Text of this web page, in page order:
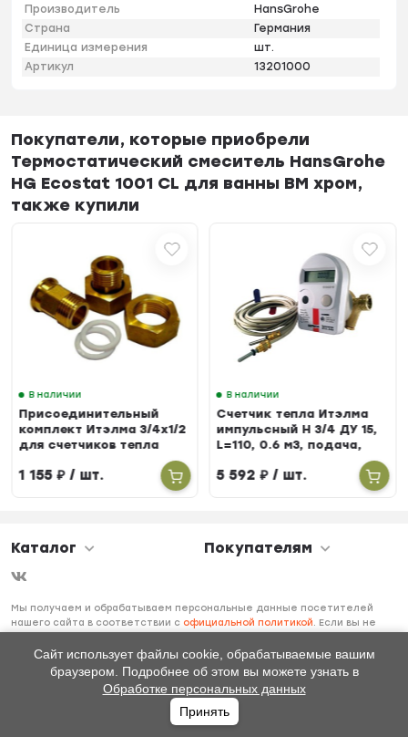
Избранное
Производитель
HansGrohe
Страна
Германия
Единица измерения
шт.
Артикул
13201000
Покупатели, которые приобрели
Термостатический смеситель HansGrohe
HG Ecostat 1001 CL для ванны ВМ хром,
также купили
В наличии
Присоединительный
комплект Итэлма 3/4х1/2
для счетчиков тепла
1 155₽/ шт.
В наличии
Счетчик тепла Итэлма
импульсный Н 3/4 ДУ 15,
L=110, 0.6 м3, подача,
5 592₽/ шт.
Каталог Покупателям
Мы получаем и обрабатываем персональные данные посетителей
нашего сайта в соответствии с официальной политикой. Если вы не
необходимо покинуть наш сайт.
Сайт использует файлы cookie, обрабатываемые вашим
браузером. Подробнее об этом вы можете узнать в
Обработке персональных данных
Принять